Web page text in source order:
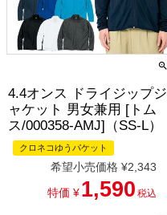
4.4オンス ドライジップジ
ャケット 男女兼用 [トム
ス/000358-AMJ]（SS-L）
クロネコゆうパケット
希望小売価格 ¥2,343
特価 ¥ 1,590 税込